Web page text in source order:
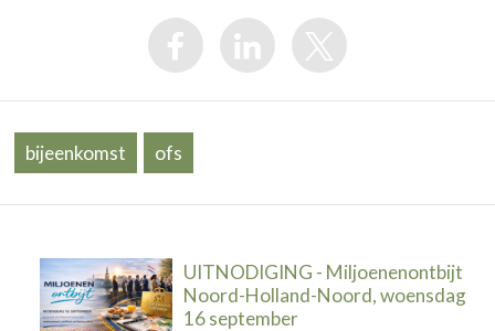
bijeenkomst ofs
UITNODIGING - Miljoenenontbijt
Noord-Holland-Noord, woensdag
16 september